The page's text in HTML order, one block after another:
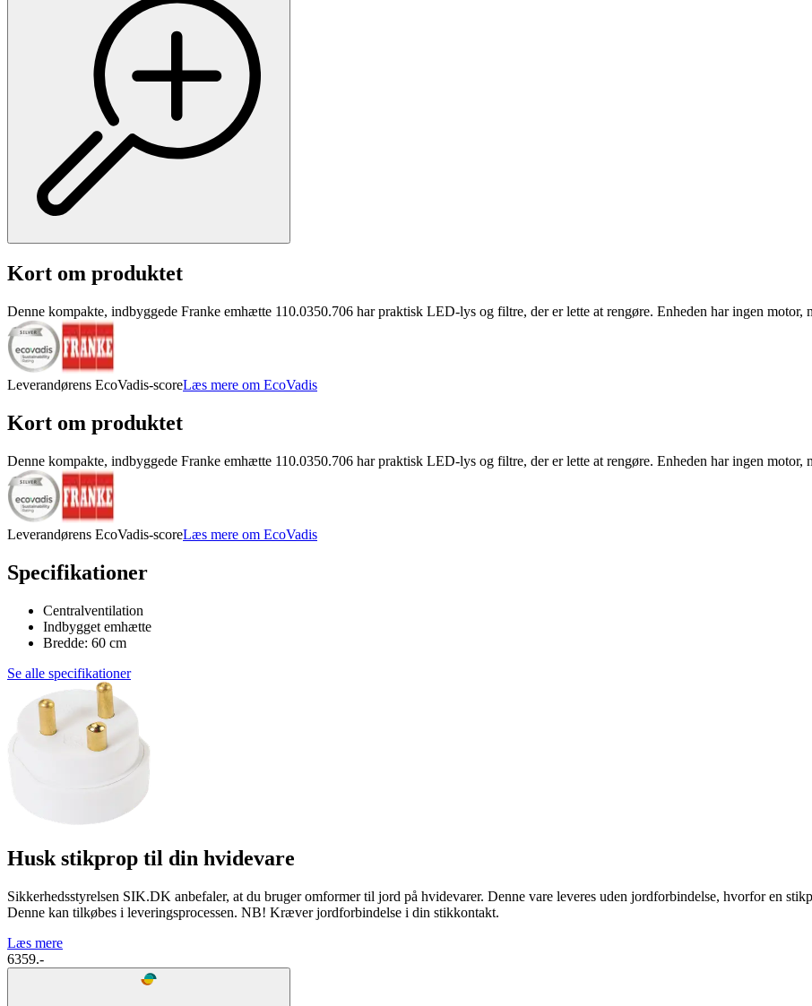
Kort om produktet
Denne kompakte, indbyggede Franke emhætte 110.0350.706 har praktisk LED-lys og filtre, der er lette at rengøre. Enheden har ingen motor,
Leverandørens EcoVadis-scoreLæs mere om EcoVadis
Kort om produktet
Denne kompakte, indbyggede Franke emhætte 110.0350.706 har praktisk LED-lys og filtre, der er lette at rengøre. Enheden har ingen motor,
Leverandørens EcoVadis-scoreLæs mere om EcoVadis
Specifikationer
Centralventilation
Indbygget emhætte
Bredde: 60 cm
Se alle specifikationer
Husk stikprop til din hvidevare
Sikkerhedsstyrelsen SIK.DK anbefaler, at du bruger omformer til jord på hvidevarer. Denne vare leveres uden jordforbindelse, hvorfor en
Denne kan tilkøbes i leveringsprocessen. NB! Kræver jordforbindelse i din stikkontakt.
Læs mere
6359.-